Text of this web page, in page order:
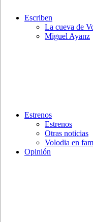
Escriben
La cueva de
Miguel Ayanz
Estrenos
Estrenos
Otras noticias
Volodia en
Opinión